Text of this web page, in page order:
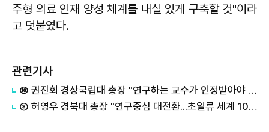
주형 의료 인재 양성 체계를 내실 있게 구축할 것"이라
고 덧붙였다.
관련기사
⑩ 권진회 경상국립대 총장 "연구하는 교수가 인정받아야 대학이 산다"
⑧ 허영우 경북대 총장 "연구중심 대전환...초일류 세계 100대 대학으로"